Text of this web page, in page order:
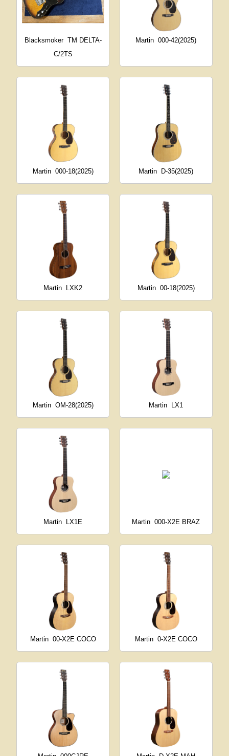
Blacksmoker TM DELTA-
C/2TS
Martin 000-42(2025)
Martin 000-18(2025) Martin D-35(2025)
Martin LXK2 Martin 00-18(2025)
Martin OM-28(2025) Martin LX1
Martin LX1E Martin 000-X2E BRAZ
Martin 00-X2E COCO Martin 0-X2E COCO